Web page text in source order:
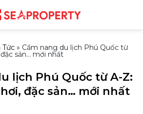
Tức » Cẩm nang du lịch Phú Quốc từ
sản… mới nhất
lịch Phú Quốc từ A-Z:
đặc sản… mới nhất